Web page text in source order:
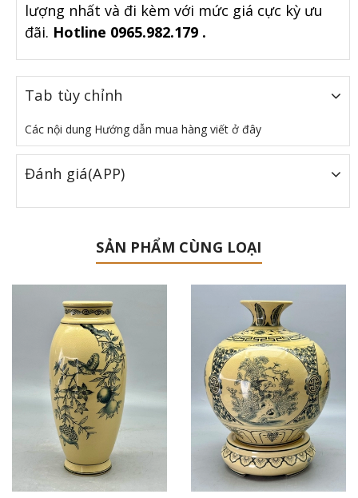
lượng nhất và đi kèm với mức giá cực kỳ ưu
đãi. Hotline 0965.982.179 .
Tab tùy chỉnh
Các nội dung Hướng dẫn mua hàng viết ở đây
Đánh giá(APP)
SẢN PHẨM CÙNG LOẠI